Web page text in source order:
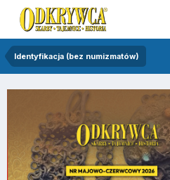
Identyfikacja (bez numizmatów)